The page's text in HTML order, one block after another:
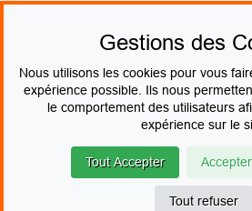
Noir,Rouge,
Fabrication
PAIEMENT
© Le fabricant de Tampons Contact
Devenir revendeur
Gestions des
Nous utilisons les cookies pour vous
expérience possible. Ils nous
le comportement des utilisateurs
expérience sur le
Tout Accepter
Tout refuser